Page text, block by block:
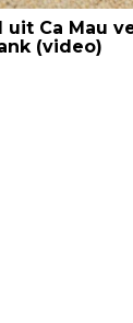
uit Ca Mau
(video)